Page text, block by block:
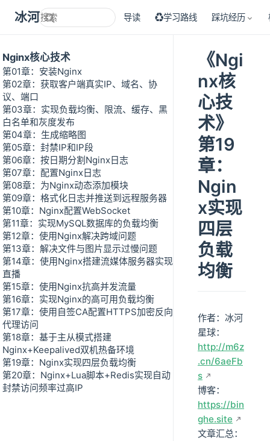
冰河技术 导读 ♻学习路线 踩坑经历
Nginx核心技术
第01章：安装Nginx
第02章：获取客户端真实IP、域名、协
议、端口
第03章：实现负载均衡、限流、缓存、黑
白名单和灰度发布
第04章：生成缩略图
第05章：封禁IP和IP段
第06章：按日期分割Nginx日志
第07章：配置Nginx日志
第08章：为Nginx动态添加模块
第09章：格式化日志并推送到远程服务器
第10章：Nginx配置WebSocket
第11章：实现MySQL数据库的负载均衡
第12章：使用Nginx解决跨域问题
第13章：解决文件与图片显示过慢问题
第14章：使用Nginx搭建流媒体服务器实现
直播
第15章：使用Nginx抗高并发流量
第16章：实现Nginx的高可用负载均衡
第17章：使用自签CA配置HTTPS加密反向
代理访问
第18章：基于主从模式搭建
Nginx+Keepalived双机热备环境
第19章：Nginx实现四层负载均衡
第20章：Nginx+Lua脚本+Redis实现自动
封禁访问频率过高IP
《Ngi
nx核
心技
术》
第19
章：
Ngin
x实现
四层
负载
均衡
作者：冰河
星球：
http://m6z
.cn/6aeFb
s
博客：
https://bin
ghe.site
文章汇总：